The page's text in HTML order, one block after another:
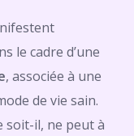
le cadre d’une
, associée à une
de vie sain.
soit-il, ne peut à